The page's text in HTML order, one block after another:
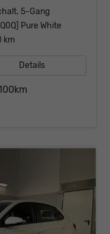
5-Gang
Pure White
km
Details